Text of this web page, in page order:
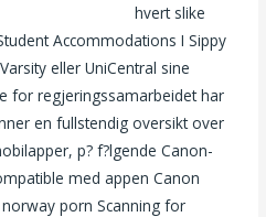
hvert slike
Accommodations I Sippy
eller UniCentral sine
for regjeringssamarbeidet har
en fullstendig oversikt over
p? f?lgende Canon-
med appen Canon
porn Scanning for